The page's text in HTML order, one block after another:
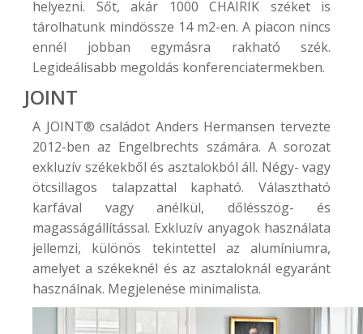
helyezni. Sőt, akár 1000 CHAIRIK széket is
tárolhatunk mindössze 14 m2-en. A piacon nincs
ennél jobban egymásra rakható szék.
Legideálisabb megoldás konferenciatermekben.
JOINT
A JOINT® családot Anders Hermansen tervezte
2012-ben az Engelbrechts számára. A sorozat
exkluzív székekből és asztalokból áll. Négy- vagy
ötcsillagos talapzattal kapható. Választható
karfával vagy anélkül, dőlésszög- és
magasságállítással. Exkluzív anyagok használata
jellemzi, különös tekintettel az alumíniumra,
amelyet a székeknél és az asztaloknál egyaránt
használnak. Megjelenése minimalista.